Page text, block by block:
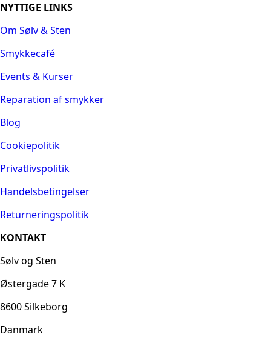
NYTTIGE LINKS
Om Sølv & Sten
Smykkecafé
Events & Kurser
Reparation af smykker
Blog
Cookiepolitik
Privatlivspolitik
Handelsbetingelser
Returneringspolitik
KONTAKT
Sølv og Sten
Østergade 7 K
8600 Silkeborg
Danmark